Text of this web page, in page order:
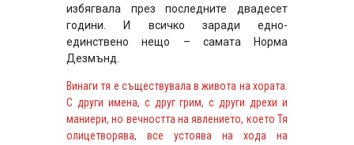
избягвала през последните двадесет
години. И всичко заради едно-
единствено нещо – самата Норма
Дезмънд.
Винаги тя е съществувала в живота на хората.
С други имена, с друг грим, с други дрехи и
маниери, но вечността на явлението, което Тя
олицетворява, все устоява на хода на